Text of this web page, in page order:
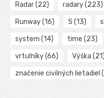
Radar(22) radary(223)
Runway(16) S (13)
system (14) time (23)
vrtuľníky(66) Výška (21)
značenie civilných lietadiel